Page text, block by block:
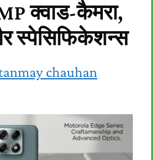
क्वाड-कैमरा,
स्पेसिफिकेशन्स
chauhan